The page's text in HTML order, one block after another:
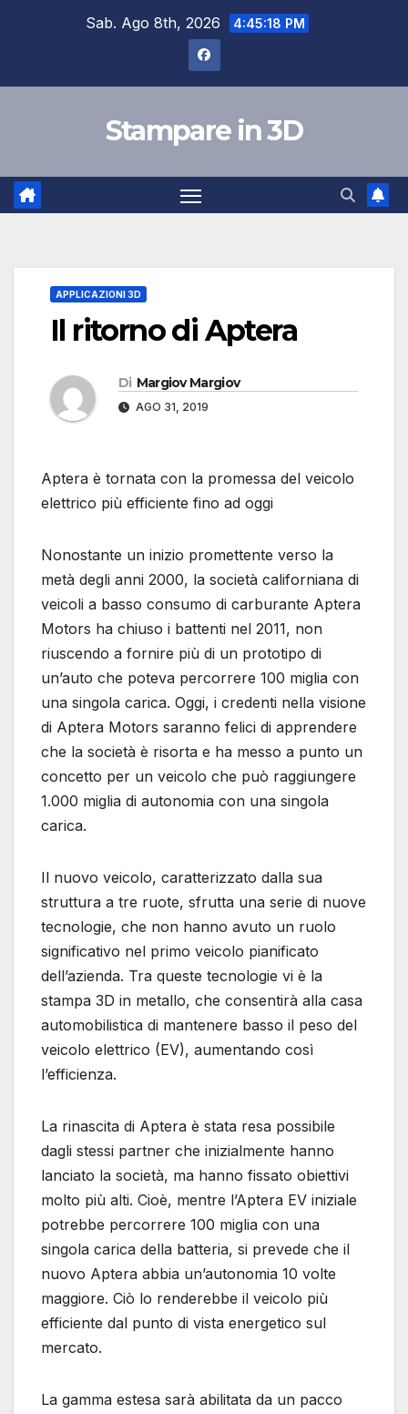
Sab. Ago 8th, 2026 4:45:18 PM
Stampare in 3D
APPLICAZIONI 3D
Il ritorno di Aptera
Di Margiov Margiov
AGO 31, 2019
Aptera è tornata con la promessa del veicolo
elettrico più efficiente fino ad oggi
Nonostante un inizio promettente verso la
metà degli anni 2000, la società californiana di
veicoli a basso consumo di carburante Aptera
Motors ha chiuso i battenti nel 2011, non
riuscendo a fornire più di un prototipo di
un’auto che poteva percorrere 100 miglia con
una singola carica. Oggi, i credenti nella visione
di Aptera Motors saranno felici di apprendere
che la società è risorta e ha messo a punto un
concetto per un veicolo che può raggiungere
1.000 miglia di autonomia con una singola
carica.
Il nuovo veicolo, caratterizzato dalla sua
struttura a tre ruote, sfrutta una serie di nuove
tecnologie, che non hanno avuto un ruolo
significativo nel primo veicolo pianificato
dell’azienda. Tra queste tecnologie vi è la
stampa 3D in metallo, che consentirà alla casa
automobilistica di mantenere basso il peso del
veicolo elettrico (EV), aumentando così
l’efficienza.
La rinascita di Aptera è stata resa possibile
dagli stessi partner che inizialmente hanno
lanciato la società, ma hanno fissato obiettivi
molto più alti. Cioè, mentre l’Aptera EV iniziale
potrebbe percorrere 100 miglia con una
singola carica della batteria, si prevede che il
nuovo Aptera abbia un’autonomia 10 volte
maggiore. Ciò lo renderebbe il veicolo più
efficiente dal punto di vista energetico sul
mercato.
La gamma estesa sarà abilitata da un pacco